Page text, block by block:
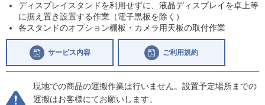
ディスプレイスタンドを利用せずに、液晶ディスプレイを卓上等
に据え置き設置する作業（電子黒板を除く）
各スタンドのオプション棚板・カメラ用天板の取付作業
サービス内容 ご利用規約
現地での商品の運搬作業は行いません。設置予定場所までの
運搬はお客様にてお願いします。